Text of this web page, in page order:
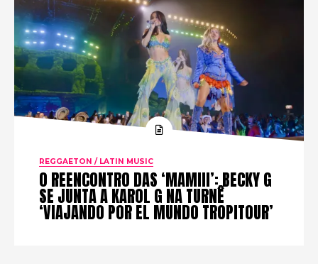
REGGAETON / LATIN MUSIC
O REENCONTRO DAS ‘MAMIII’: BECKY G
SE JUNTA A KAROL G NA TURNÊ
‘VIAJANDO POR EL MUNDO TROPITOUR’